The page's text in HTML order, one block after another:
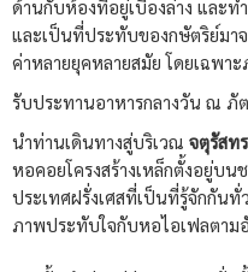
ด้านกับห้องที่อยู่เบื้องล่าง และ
และเป็นที่ประทับของกษัตริย์มา
ค่าหลายยุคหลายสมัย โดยเฉพา
รับประทานอาหารกลางวัน ณ ภั
นำท่านเดินทางสู่บริเวณ จตุรัสท
หอคอยโครงสร้างเหล็กตั้งอยู่บ
ประเทศฝรั่งเศสที่เป็นที่รู้จักกันทั่
ภาพประทับใจกับหอไอเฟลตาม